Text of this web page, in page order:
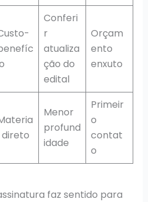
Conferi
r
atualiza
ção do
edital
Orçam
ento
enxuto
direto
Menor
profund
idade
Primeir
o
contat
o
faz sentido para